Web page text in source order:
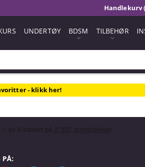
Handlekurv
UNDERTØY BDSM TILBEHØR
- klikk her!
PÅ: